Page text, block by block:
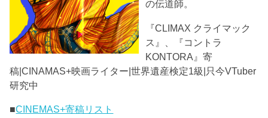
の伝道師。
『CLIMAX クライマック
ス』、『コントラ
KONTORA』寄
稿|CINAMAS+映画ライター|世界遺産検定1級|只今VTuber
研究中
■CINEMAS+寄稿リスト